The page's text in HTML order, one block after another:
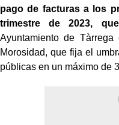
pago de facturas a los
trimestre de 2023,
Ayuntamiento de
Morosidad, que fija el
públicas en un máximo de